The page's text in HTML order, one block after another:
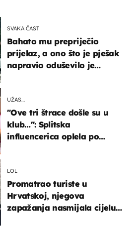
SVAKA ČAST
Bahato mu prepriječio
prijelaz, a ono što je pješak
napravio oduševilo je
UŽAS…
"Ove tri štrace došle su u
klub…": Splitska
influencerica oplela po
LOL
Promatrao turiste u
Hrvatskoj, njegova
zapažanja nasmijala cijelu